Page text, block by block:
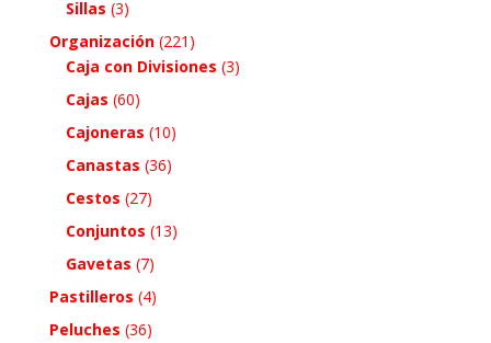
Sillas (3)
Organización (221)
Caja con Divisiones (3)
Cajas (60)
Cajoneras (10)
Canastas (36)
Cestos (27)
Conjuntos (13)
Gavetas (7)
Pastilleros (4)
Peluches (36)